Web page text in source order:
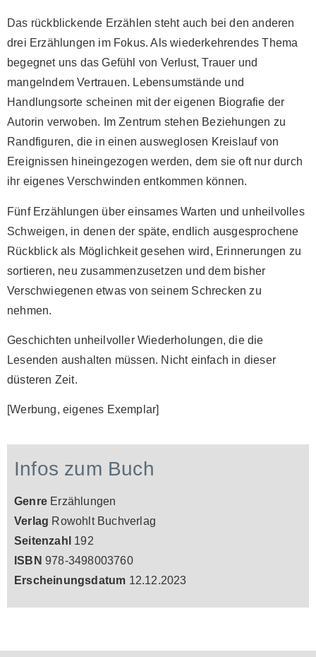
Das rückblickende Erzählen steht auch bei den anderen
drei Erzählungen im Fokus. Als wiederkehrendes Thema
begegnet uns das Gefühl von Verlust, Trauer und
mangelndem Vertrauen. Lebensumstände und
Handlungsorte scheinen mit der eigenen Biografie der
Autorin verwoben. Im Zentrum stehen Beziehungen zu
Randfiguren, die in einen ausweglosen Kreislauf von
Ereignissen hineingezogen werden, dem sie oft nur durch
ihr eigenes Verschwinden entkommen können.
Fünf Erzählungen über einsames Warten und unheilvolles
Schweigen, in denen der späte, endlich ausgesprochene
Rückblick als Möglichkeit gesehen wird, Erinnerungen zu
sortieren, neu zusammenzusetzen und dem bisher
Verschwiegenen etwas von seinem Schrecken zu
nehmen.
Geschichten unheilvoller Wiederholungen, die die
Lesenden aushalten müssen. Nicht einfach in dieser
düsteren Zeit.
[Werbung, eigenes Exemplar]
Infos zum Buch
Genre Erzählungen
Verlag Rowohlt Buchverlag
Seitenzahl 192
ISBN 978-3498003760
Erscheinungsdatum 12.12.2023